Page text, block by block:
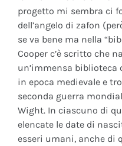
progetto mi sembra ci
dell’angelo di zafon
se va bene ma nella
Cooper c’è scritto che
un’immensa
in epoca medievale e
seconda guerra
Wight. In ciascuno di
elencate le date di
esseri umani, anche di